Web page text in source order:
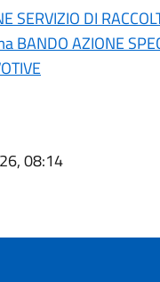
SERVIZIO DI
BANDO AZIONE
08:14